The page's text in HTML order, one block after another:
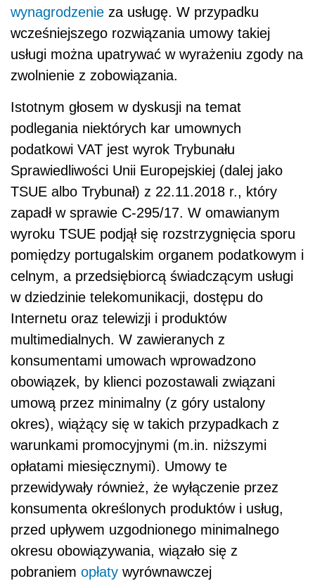
wynagrodzenie za usługę. W przypadku
wcześniejszego rozwiązania umowy takiej
usługi można upatrywać w wyrażeniu zgody na
zwolnienie z zobowiązania.
Istotnym głosem w dyskusji na temat
podlegania niektórych kar umownych
podatkowi VAT jest wyrok Trybunału
Sprawiedliwości Unii Europejskiej (dalej jako
TSUE albo Trybunał) z 22.11.2018 r., który
zapadł w sprawie C-295/17. W omawianym
wyroku TSUE podjął się rozstrzygnięcia sporu
pomiędzy portugalskim organem podatkowym i
celnym, a przedsiębiorcą świadczącym usługi
w dziedzinie telekomunikacji, dostępu do
Internetu oraz telewizji i produktów
multimedialnych. W zawieranych z
konsumentami umowach wprowadzono
obowiązek, by klienci pozostawali związani
umową przez minimalny (z góry ustalony
okres), wiążący się w takich przypadkach z
warunkami promocyjnymi (m.in. niższymi
opłatami miesięcznymi). Umowy te
przewidywały również, że wyłączenie przez
konsumenta określonych produktów i usług,
przed upływem uzgodnionego minimalnego
okresu obowiązywania, wiązało się z
pobraniem opłaty wyrównawczej